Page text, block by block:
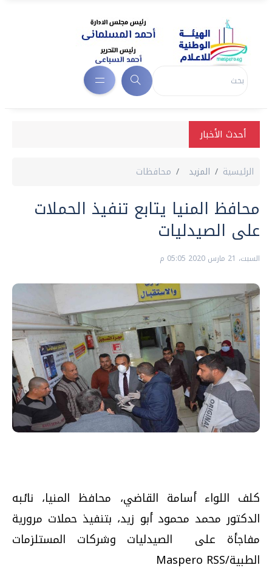
أحدث الأخبار
الرئيسية المزيد محافظات
محافظ المنيا يتابع تنفيذ الحملات
على الصيدليات
السبت، 21 مارس 2020 05:05 م
كلف اللواء أسامة القاضي، محافظ المنيا، نائبه
الدكتور محمد محمود أبو زيد، بتنفيذ حملات مرورية
مفاجأة على الصيدليات وشركات المستلزمات
الطبية/Maspero RSS